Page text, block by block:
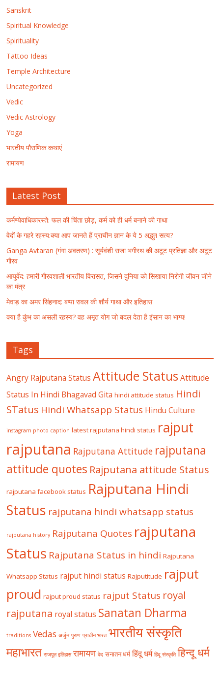
Sanskrit
Spiritual Knowledge
Spirituality
Tattoo Ideas
Temple Architecture
Uncategorized
Vedic
Vedic Astrology
Yoga
भारतीय पौराणिक कथाएं
रामायण
Latest Post
कर्मण्येवाधिकारस्ते: फल की चिंता छोड़, कर्म को ही धर्म बनाने की गाथा
वेदों के गहरे रहस्य:क्या आप जानते हैं प्राचीन ज्ञान के ये 5 अद्भुत सत्य?
Ganga Avtaran (गंगा अवतरण) : सूर्यवंशी राजा भगीरथ की अटूट प्रतिज्ञा और अटूट
गौरव
आयुर्वेद: हमारी गौरवशाली भारतीय विरासत, जिसने दुनिया को सिखाया निरोगी जीवन जीने
का मंत्र
मेवाड़ का अमर सिंहनाद: बप्पा रावल की शौर्य गाथा और इतिहास
क्या है कुंभ का असली रहस्य? वह अमृत योग जो बदल देता है इंसान का भाग्य!
Tags
Angry Rajputana Status Attitude Status Attitude
Status In Hindi Bhagavad Gita hindi attitude status Hindi
STatus Hindi Whatsapp Status Hindu Culture
instagram photo caption latest rajputana hindi status rajput
rajputana Rajputana Attitude rajputana
attitude quotes Rajputana attitude Status
rajputana facebook status Rajputana Hindi
Status rajputana hindi whatsapp status
rajputana history Rajputana Quotes rajputana
Status Rajputana Status in hindi Rajputana
Whatsapp Status rajput hindi status Rajputitude rajput
proud rajput proud status rajput Status royal
rajputana royal status Sanatan Dharma
traditions Vedas अर्जुन पुराण प्राचीन भारत भारतीय संस्कृति
महाभारत राजपूत इतिहास रामायण वेद सनातन धर्म हिंदू धर्म हिंदू संस्कृति हिन्दू धर्म